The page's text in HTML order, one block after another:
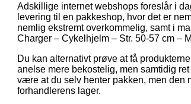
Adskillige internet webshops foreslår i
levering til en pakkeshop, hvor det er
nemlig ekstremt overkommelig, samt i
Charger – Cykelhjelm – Str. 50-57 cm –
Du kan alternativt prøve at få
anelse mere bekostelig, men samtidig
være at du selv henter pakken, men den
forhandlerens lager.